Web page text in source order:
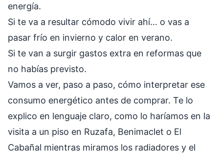
energía.
Si te va a resultar cómodo vivir ahí… o vas a
pasar frío en invierno y calor en verano.
Si te van a surgir gastos extra en reformas que
no habías previsto.
Vamos a ver, paso a paso, cómo interpretar ese
consumo energético antes de comprar. Te lo
explico en lenguaje claro, como lo haríamos en la
visita a un piso en Ruzafa, Benimaclet o El
Cabañal mientras miramos los radiadores y el